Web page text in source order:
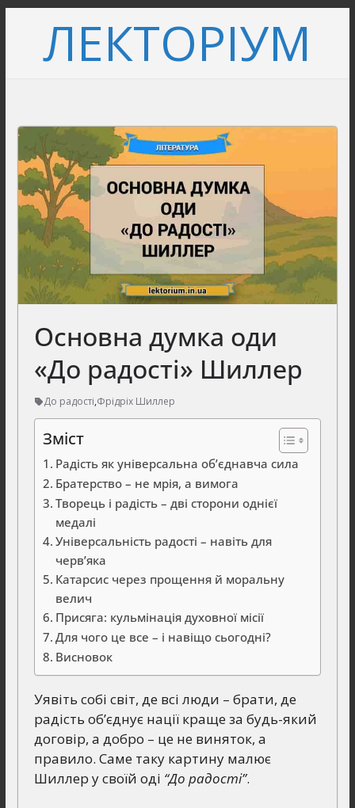
вмістуЛЕКТОРІУМ
Основна думка оди
«До радості» Шиллер
До радості,Фрідріх Шиллер
Зміст
Радість як універсальна об’єднавча сила
Братерство – не мрія, а вимога
Творець і радість – дві сторони однієї
медалі
Універсальність радості – навіть для
черв’яка
Катарсис через прощення й моральну
велич
Присяга: кульмінація духовної місії
Для чого це все – і навіщо сьогодні?
Висновок
Уявіть собі світ, де всі люди – брати, де
радість об’єднує нації краще за будь-який
договір, а добро – це не виняток, а
правило. Саме таку картину малює
Шиллер у своїй оді “До радості”.